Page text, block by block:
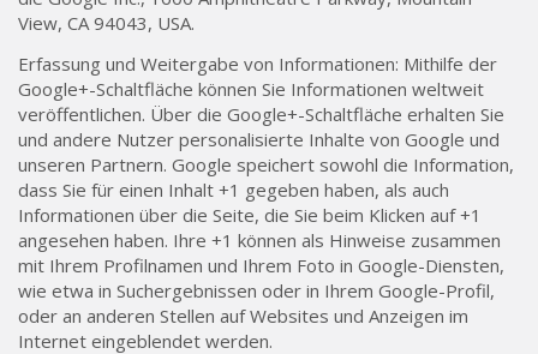
View, CA 94043, USA.
Erfassung und Weitergabe von Informationen: Mithilfe der
Google+-Schaltfläche können Sie Informationen weltweit
veröffentlichen. Über die Google+-Schaltfläche erhalten Sie
und andere Nutzer personalisierte Inhalte von Google und
unseren Partnern. Google speichert sowohl die Information,
dass Sie für einen Inhalt +1 gegeben haben, als auch
Informationen über die Seite, die Sie beim Klicken auf +1
angesehen haben. Ihre +1 können als Hinweise zusammen
mit Ihrem Profilnamen und Ihrem Foto in Google-Diensten,
wie etwa in Suchergebnissen oder in Ihrem Google-Profil,
oder an anderen Stellen auf Websites und Anzeigen im
Internet eingeblendet werden.